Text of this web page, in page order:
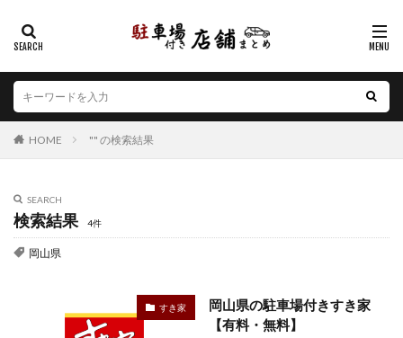
HOME "" の検索結果
SEARCH
検索結果 4件
岡山県
すき家
岡山県の駐車場付きすき家
【有料・無料】
カテゴリー
エリア
北海道 青森県
埼玉県
山梨県
岐阜県
島根県 岡山県 広島県
山口県
徳島県
香川県 高知県